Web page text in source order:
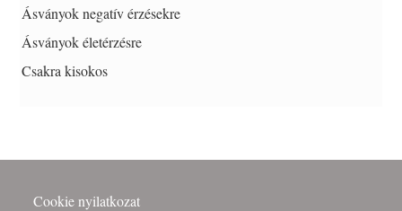
Ásványok negatív érzésekre
Ásványok életérzésre
Csakra kisokos
Cookie nyilatkozat